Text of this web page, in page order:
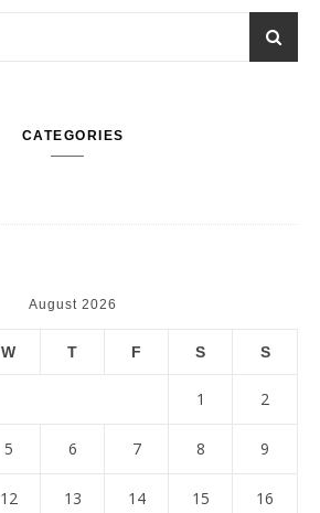
CATEGORIES
August 2026
W T F S S
1 2
5 6 7 8 9
12 13 14 15 16